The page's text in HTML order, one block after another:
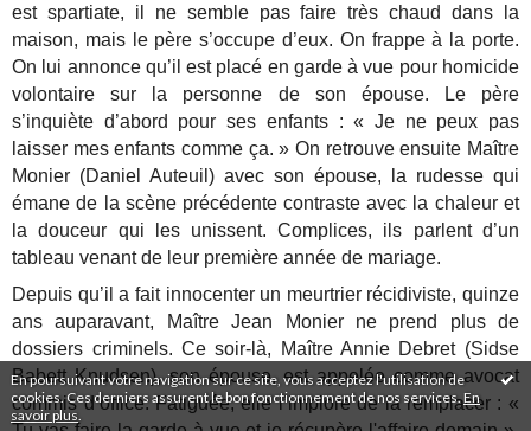
En poursuivant votre navigation sur ce site, vous acceptez l'utilisation de
cookies. Ces derniers assurent le bon fonctionnement de nos services.En
savoir plus
est spartiate, il ne semble pas faire très chaud dans la
maison, mais le père s’occupe d’eux. On frappe à la porte.
On lui annonce qu’il est placé en garde à vue pour homicide
volontaire sur la personne de son épouse. Le père
s’inquiète d’abord pour ses enfants : « Je ne peux pas
laisser mes enfants comme ça. » On retrouve ensuite Maître
Monier (Daniel Auteuil) avec son épouse, la rudesse qui
émane de la scène précédente contraste avec la chaleur et
la douceur qui les unissent. Complices, ils parlent d’un
tableau venant de leur première année de mariage.
Depuis qu’il a fait innocenter un meurtrier récidiviste, quinze
ans auparavant, Maître Jean Monier ne prend plus de
dossiers criminels. Ce soir-là, Maître Annie Debret (Sidse
Babett Knudsen), son épouse, est appelée comme avocat
commis d’office. Fatiguée, elle l’implore de la remplacer : «